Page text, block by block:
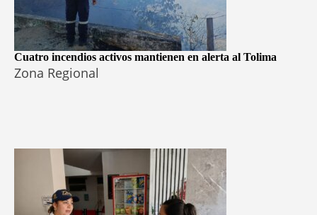
Cuatro incendios activos mantienen en alerta al Tolima
Zona Regional